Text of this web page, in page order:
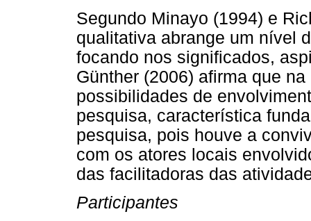
Segundo Minayo (1994) e
qualitativa abrange um nível
focando nos significados,
Günther (2006) afirma que
possibilidades de
pesquisa, característica
pesquisa, pois houve a
com os atores locais
das facilitadoras das
Participantes